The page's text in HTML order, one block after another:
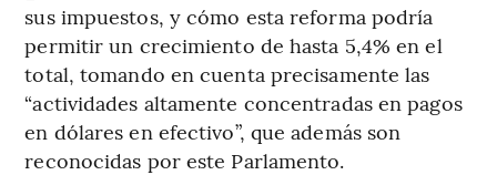
sus impuestos, y cómo esta reforma podría
permitir un crecimiento de hasta 5,4% en el
total, tomando en cuenta precisamente las
“actividades altamente concentradas en pagos
en dólares en efectivo”, que además son
reconocidas por este Parlamento.